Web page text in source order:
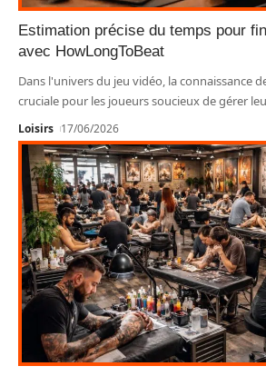
Estimation précise du temps pour
avec HowLongToBeat
Dans l'univers du jeu vidéo, la connaissance
cruciale pour les joueurs soucieux de gérer
Loisirs 17/06/2026